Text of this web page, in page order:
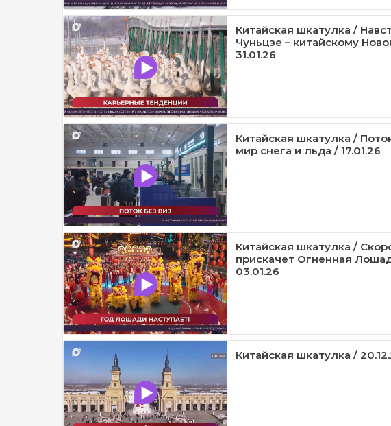
Китайская шкатулка /
Чуньцзе – китайскому
31.01.26
Китайская шкатулка /
мир снега и льда / 17.01.26
Китайская шкатулка /
прискачет Огненная
03.01.26
Китайская шкатулка /